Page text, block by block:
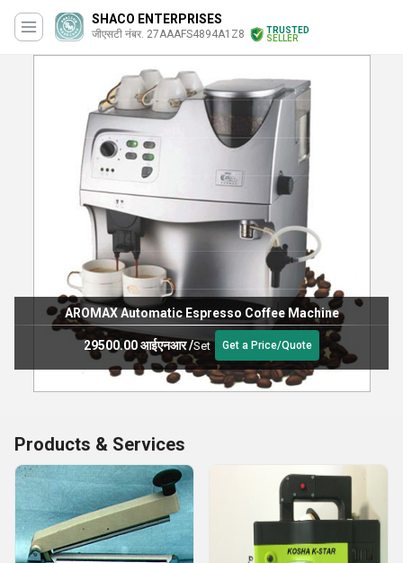
SHACO ENTERPRISES
जीएसटी नंबर. 27AAAFS4894A1Z8
TRUSTED
SELLER
AROMAX Automatic Espresso Coffee Machine
29500.00 आईएनआर/Set Get a Price/Quote
Products & Services